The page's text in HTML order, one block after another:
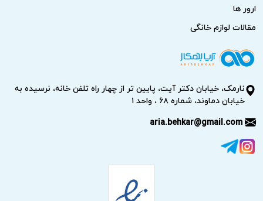
ارور ها
مقالات لوازم خانگی
نارمک، خیابان دکتر آیت، پایین تر از چهار راه تلفن خانه، نرسیده به
خیابان دماوند، شماره ۶۸ ، واحد ۱
aria.behkar@gmail.com